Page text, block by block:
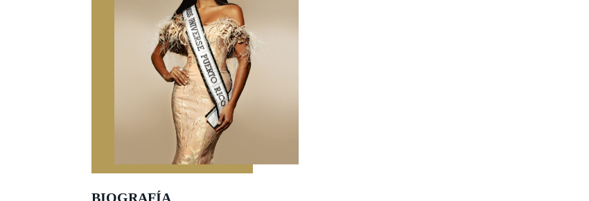
BIOGRAFÍA